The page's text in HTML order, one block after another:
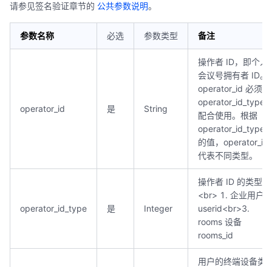
请参见签名验证章节的 公共参数说明。
参数名称 必选 参数类型 备注
operator_id 是 String
操作者 ID，即个人
会议号拥有者 ID。
operator_id 必须与
operator_id_type
配合使用。根据
operator_id_type
的值，operator_id
代表不同类型。
operator_id_type 是 Integer
操作者 ID 的类型：
<br> 1. 企业用户
userid<br>3.
rooms 设备
rooms_id
用户的终端设备类